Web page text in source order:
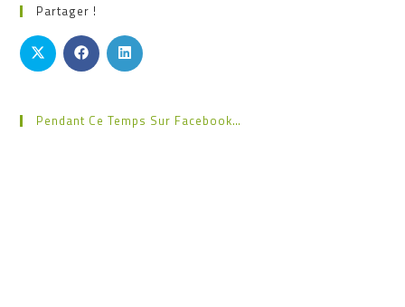
Partager !
Pendant Ce Temps Sur Facebook…